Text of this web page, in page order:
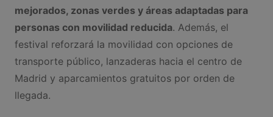
mejorados, zonas verdes y áreas adaptadas para
personas con movilidad reducida. Además, el
festival reforzará la movilidad con opciones de
transporte público, lanzaderas hacia el centro de
Madrid y aparcamientos gratuitos por orden de
llegada.